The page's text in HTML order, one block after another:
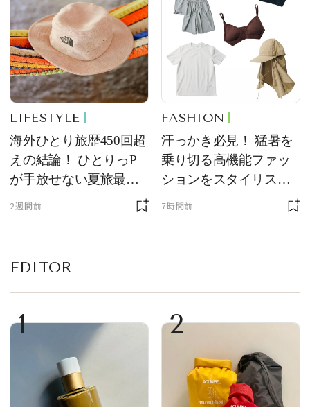
LIFESTYLE
海外ひとり旅歴450回超
えの結論！ ひとりっP
が手放せない夏旅最強
2週間前
FASHION
汗っかき必見！ 猛暑を
乗り切る高機能ファッ
ションをスタイリスト
7時間前
EDITOR
1 2